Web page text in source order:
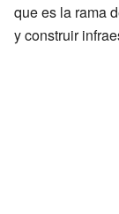
que es la rama
y construir